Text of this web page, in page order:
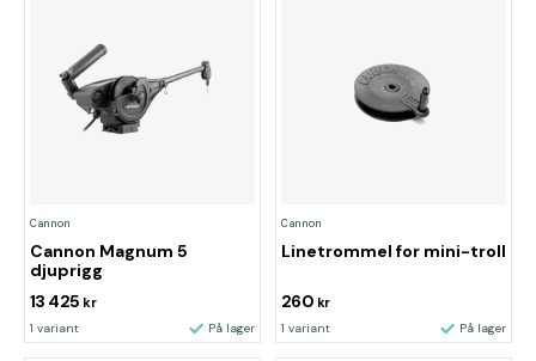
Cannon
Cannon Magnum 5
djuprigg
13 425 kr
1 variant På lager
Cannon
Linetrommel for mini-troll
260 kr
1 variant På lager